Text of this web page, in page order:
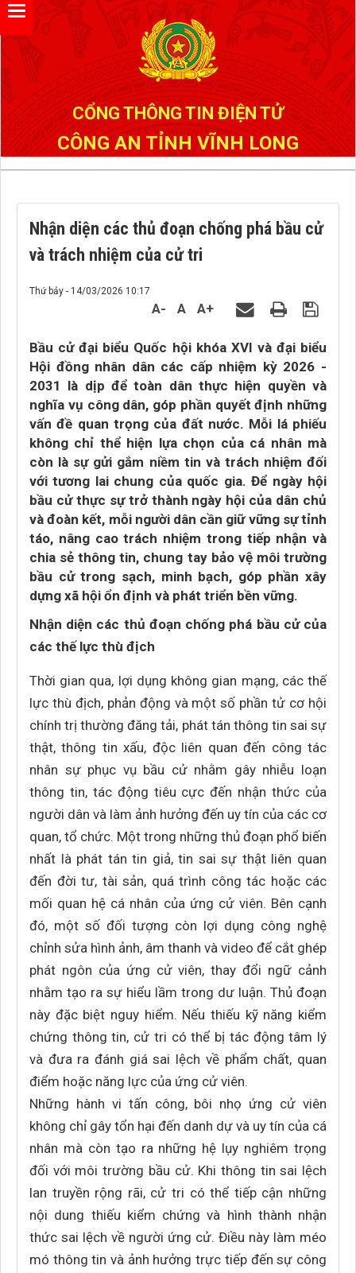
CỔNG THÔNG TIN ĐIỆN TỬ
CÔNG AN TỈNH VĨNH LONG
Nhận diện các thủ đoạn chống phá bầu cử
và trách nhiệm của cử tri
Thứ bảy - 14/03/2026 10:17
A- A A+
Bầu cử đại biểu Quốc hội khóa XVI và đại biểu
Hội đồng nhân dân các cấp nhiệm kỳ 2026 -
2031 là dịp để toàn dân thực hiện quyền và
nghĩa vụ công dân, góp phần quyết định những
vấn đề quan trọng của đất nước. Mỗi lá phiếu
không chỉ thể hiện lựa chọn của cá nhân mà
còn là sự gửi gắm niềm tin và trách nhiệm đối
với tương lai chung của quốc gia. Để ngày hội
bầu cử thực sự trở thành ngày hội của dân chủ
và đoàn kết, mỗi người dân cần giữ vững sự tỉnh
táo, nâng cao trách nhiệm trong tiếp nhận và
chia sẻ thông tin, chung tay bảo vệ môi trường
bầu cử trong sạch, minh bạch, góp phần xây
dựng xã hội ổn định và phát triển bền vững.
Nhận diện các thủ đoạn chống phá bầu cử của
các thế lực thù địch
Thời gian qua, lợi dụng không gian mạng, các thế
lực thù địch, phản động và một số phần tử cơ hội
chính trị thường đăng tải, phát tán thông tin sai sự
thật, thông tin xấu, độc liên quan đến công tác
nhân sự phục vụ bầu cử nhằm gây nhiễu loạn
thông tin, tác động tiêu cực đến nhận thức của
người dân và làm ảnh hưởng đến uy tín của các cơ
quan, tổ chức. Một trong những thủ đoạn phổ biến
nhất là phát tán tin giả, tin sai sự thật liên quan
đến đời tư, tài sản, quá trình công tác hoặc các
mối quan hệ cá nhân của ứng cử viên. Bên cạnh
đó, một số đối tượng còn lợi dụng công nghệ
chỉnh sửa hình ảnh, âm thanh và video để cắt ghép
phát ngôn của ứng cử viên, thay đổi ngữ cảnh
nhằm tạo ra sự hiểu lầm trong dư luận. Thủ đoạn
này đặc biệt nguy hiểm. Nếu thiếu kỹ năng kiểm
chứng thông tin, cử tri có thể bị tác động tâm lý
và đưa ra đánh giá sai lệch về phẩm chất, quan
điểm hoặc năng lực của ứng cử viên.
Những hành vi tấn công, bôi nhọ ứng cử viên
không chỉ gây tổn hại đến danh dự và uy tín của cá
nhân mà còn tạo ra những hệ lụy nghiêm trọng
đối với môi trường bầu cử. Khi thông tin sai lệch
lan truyền rộng rãi, cử tri có thể tiếp cận những
nội dung thiếu kiểm chứng và hình thành nhận
thức sai lệch về người ứng cử. Điều này làm méo
mó thông tin và ảnh hưởng trực tiếp đến sự công